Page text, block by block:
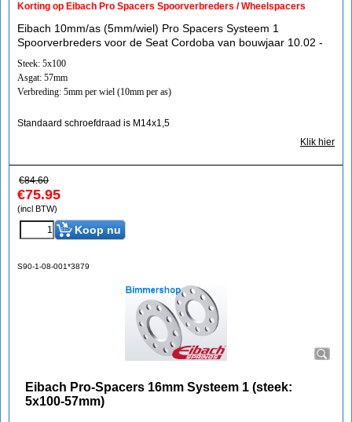
Korting op Eibach Pro Spacers Spoorverbreders / Wheelspacers
Eibach 10mm/as (5mm/wiel) Pro Spacers Systeem 1
Spoorverbreders voor de Seat Cordoba van bouwjaar 10.02 -
Steek: 5x100
Asgat: 57mm
Verbreding: 5mm per wiel (10mm per as)
Standaard schroefdraad is M14x1,5
Klik hier
€84.60
€75.95
(incl BTW)
Koop nu
S90-1-08-001*3879
Eibach Pro-Spacers 16mm Systeem 1 (steek:
5x100-57mm)